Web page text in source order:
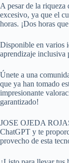
A pesar de la
excesivo, ya que el
horas. ¡Dos horas
Disponible en varios
aprendizaje inclusiva
Únete a una
que ya han tomado
impresionante
garantizado!
JOSE OJEDA
ChatGPT y te
provecho de esta